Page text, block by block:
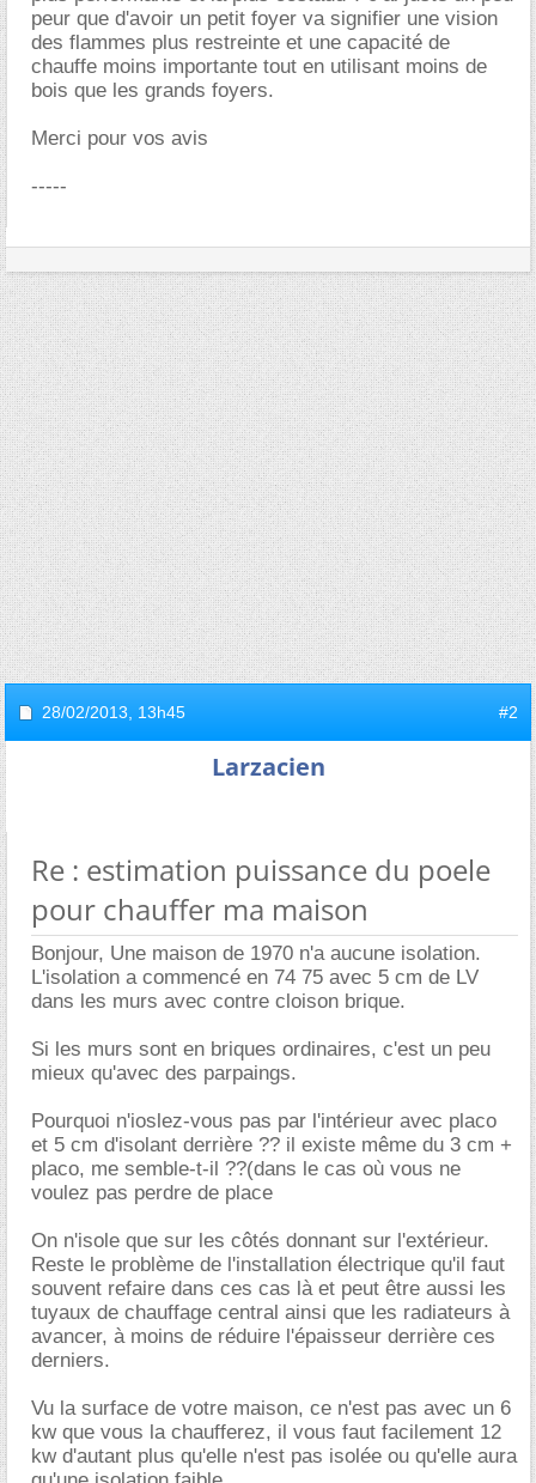
peur que d'avoir un petit foyer va signifier une vision
des flammes plus restreinte et une capacité de
chauffe moins importante tout en utilisant moins de
bois que les grands foyers.
Merci pour vos avis
-----
28/02/2013, 13h45 #2
Larzacien
Re : estimation puissance du poele
pour chauffer ma maison
Bonjour, Une maison de 1970 n'a aucune isolation.
L'isolation a commencé en 74 75 avec 5 cm de LV
dans les murs avec contre cloison brique.
Si les murs sont en briques ordinaires, c'est un peu
mieux qu'avec des parpaings.
Pourquoi n'ioslez-vous pas par l'intérieur avec placo
et 5 cm d'isolant derrière ?? il existe même du 3 cm +
placo, me semble-t-il ??(dans le cas où vous ne
voulez pas perdre de place
On n'isole que sur les côtés donnant sur l'extérieur.
Reste le problème de l'installation électrique qu'il faut
souvent refaire dans ces cas là et peut être aussi les
tuyaux de chauffage central ainsi que les radiateurs à
avancer, à moins de réduire l'épaisseur derrière ces
derniers.
Vu la surface de votre maison, ce n'est pas avec un 6
kw que vous la chaufferez, il vous faut facilement 12
kw d'autant plus qu'elle n'est pas isolée ou qu'elle aura